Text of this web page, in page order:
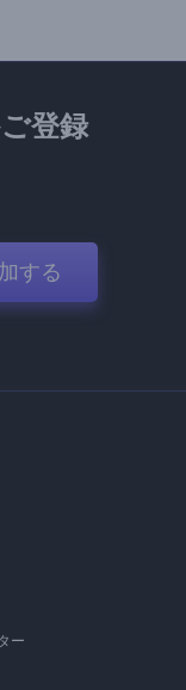
登録
する
ー